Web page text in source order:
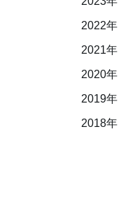
2022年
2021年
2020年
2019年
2018年